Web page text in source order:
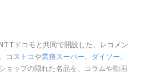
ドコモと共同で開設した、レコメン
コストコや業務スーパー、 ダイソー、
ョップの隠れた名品を、コラムや動画